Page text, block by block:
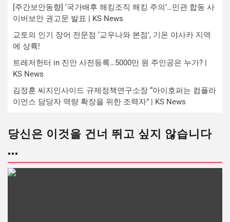
[주간보안동향] ‘국가배후 해킹조직 해킹 주의’…민관 합동 사
이버보안 권고문 발표 | KS News
교토의 인기 장어 전문점 ‘교우나와 본점’, 기온 야사카 지역
에 상륙!
트레저헌터 in 진안 사전등록…5000만 원 주인공은 누가? |
KS News
김정훈 씨지인사이드 규제정책연구소장 “아이호퍼는 컴플라
이언스 담당자 역량 확장을 위한 조력자” | KS News
당신은 이것을 건너 뛰고 싶지 않습니다
...